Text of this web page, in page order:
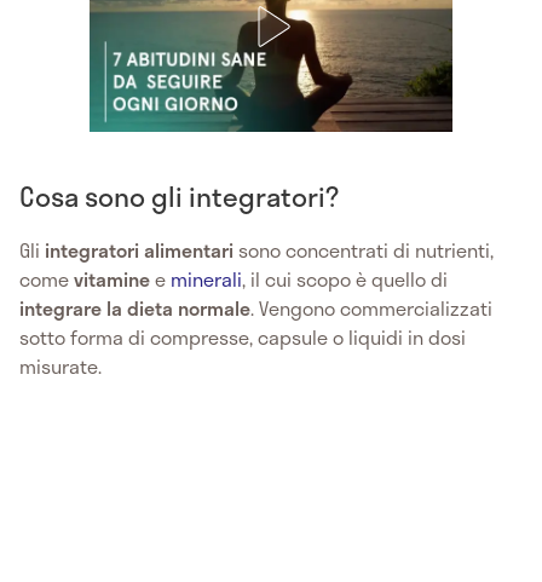
Cosa sono gli integratori?
Gli integratori alimentari sono concentrati di nutrienti,
comevitaminee minerali, il cui scopo è quello di
integrare la dieta normale. Vengono commercializzati
sotto forma di compresse, capsule o liquidi in dosi
misurate.